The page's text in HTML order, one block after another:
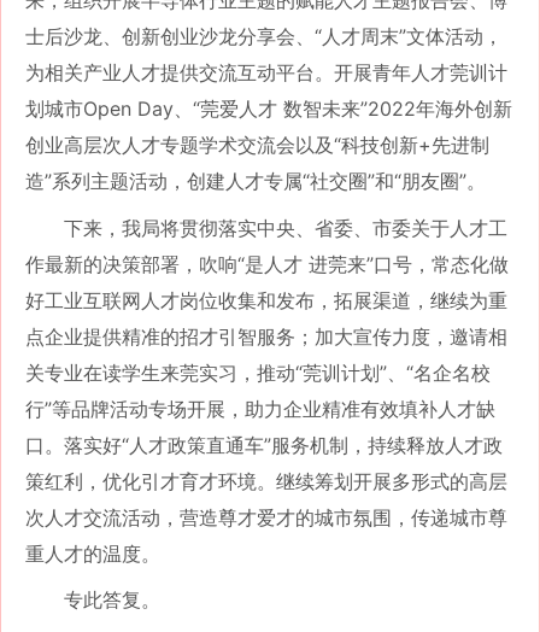
士后沙龙、创新创业沙龙分享会、 “人才周末”文体活动，
为相关产业人才提供交流互动平台。开展青年人才莞训计
划城市Open Day、“莞爱人才 数智未来”2022年海外创新
创业高层次人才专题学术交流会以及“科技创新+先进制
造”系列主题活动，创建人才专属“社交圈”和“朋友圈”。
下来，我局将贯彻落实中央、省委、市委关于人才工
作最新的决策部署，吹响“是人才 进莞来”口号，常态化做
好工业互联网人才岗位收集和发布，拓展渠道，继续为重
点企业提供精准的招才引智服务；加大宣传力度，邀请相
关专业在读学生来莞实习，推动“莞训计划”、“名企名校
行”等品牌活动专场开展，助力企业精准有效填补人才缺
口。落实好“人才政策直通车”服务机制，持续释放人才政
策红利，优化引才育才环境。继续筹划开展多形式的高层
次人才交流活动，营造尊才爱才的城市氛围，传递城市尊
重人才的温度。
专此答复。